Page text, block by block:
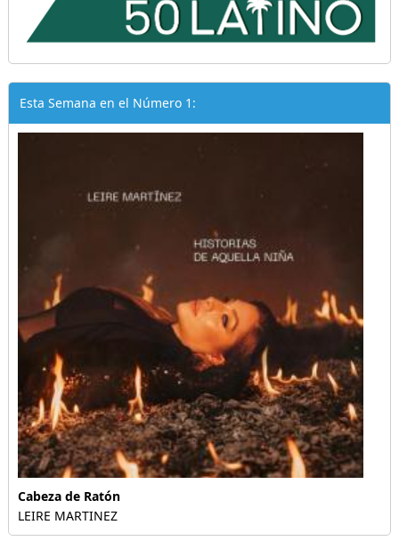
Esta Semana en el Número 1:
Cabeza de Ratón
LEIRE MARTINEZ